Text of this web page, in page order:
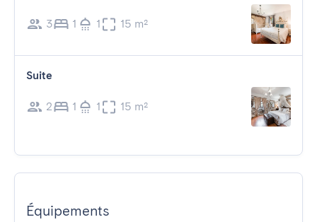
3 1 1 15 m²
Suite
2 1 1 15 m²
Équipements